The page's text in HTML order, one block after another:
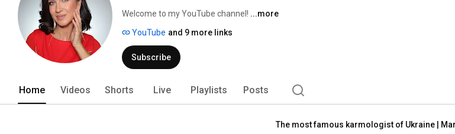
Welcome to my YouTube channel! ...more
YouTube and 9 more links
Subscribe
Home Videos Shorts Live Playlists Posts